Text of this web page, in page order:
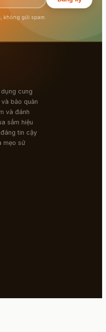
không gửi spam.
cung
bảo quản
và đánh
sắm hiệu
tin cậy
mẹo sử